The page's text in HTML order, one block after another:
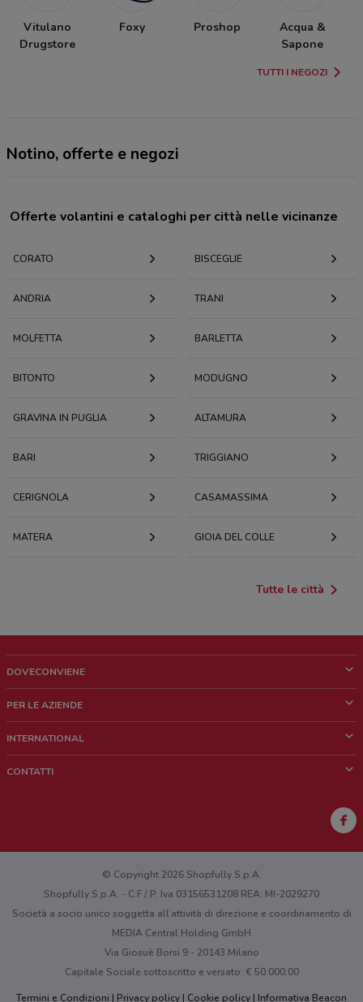
Vitulano
Drugstore
Foxy Proshop
Acqua &
Sapone
TUTTI I NEGOZI
Notino, offerte e negozi
Offerte volantini e cataloghi per città nelle vicinanze
CORATO BISCEGLIE
ANDRIA TRANI
MOLFETTA BARLETTA
BITONTO MODUGNO
GRAVINA IN PUGLIA ALTAMURA
BARI TRIGGIANO
CERIGNOLA CASAMASSIMA
MATERA GIOIA DEL COLLE
Tutte le città
DOVECONVIENE
Chi siamo
Lavora con noi
PER LE AZIENDE
Richieste commerciali e marketing
INTERNATIONAL
CONTATTI
Hai un malfunzionamento sul web o sull'app?
© Copyright 2026 Shopfully S.p.A.
Shopfully S.p.A. - C.F / P. Iva 03156531208 REA: MI-2029270
Società a socio unico soggetta all’attività di direzione e coordinamento di
MEDIA Central Holding GmbH
Via Giosuè Borsi 9 - 20143 Milano
Capitale Sociale sottoscritto e versato: € 50.000,00
Termini e Condizioni
Privacy policy Cookie policy Informativa Beacon